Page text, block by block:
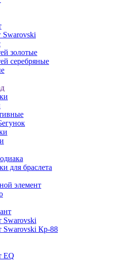
золотые
серебряные
для браслета
элемент
Swarovski
Swarovski Кр-88
EQ